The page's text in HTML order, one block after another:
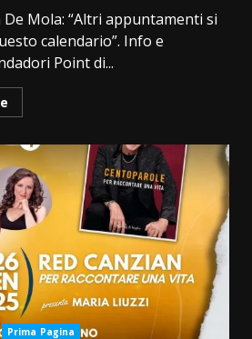
De Mola: “Altri appuntamenti si
calendario”. Info e
Point di...
Prima Pagina